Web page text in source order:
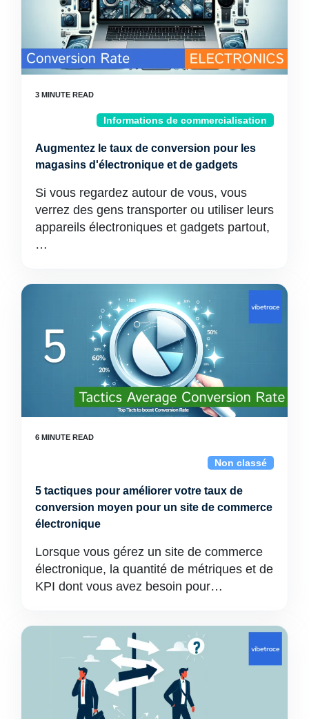
Informations de commercialisation
Augmentez le taux de conversion pour les
magasins d'électronique et de gadgets
Si vous regardez autour de vous, vous
verrez des gens transporter ou utiliser leurs
appareils électroniques et gadgets partout,
…
Non classé
5 tactiques pour améliorer votre taux de
conversion moyen pour un site de commerce
électronique
Lorsque vous gérez un site de commerce
électronique, la quantité de métriques et de
KPI dont vous avez besoin pour…